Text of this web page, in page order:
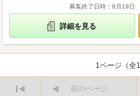
募集終了日時：8月19日
詳細を見る
1ページ（全
前のページ